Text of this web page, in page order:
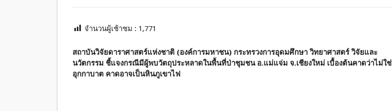
จำนวนผู้เช้าชม : 1,771
สถาบันวิจัยดาราศาสตร์แห่งชาติ (องค์การมหาชน) กระทรวงการอุดมศึกษา วิทยาศาสตร์ วิจัยและ
นวัตกรรม ชี้แจงกรณีมีผู้พบวัตถุประหลาดในพื้นที่ป่าชุมชน อ.แม่แจ่ม จ.เชียงใหม่ เบื้องต้นคาดว่าไม่ใช่
อุกกาบาต คาดอาจเป็นหินภูเขาไฟ